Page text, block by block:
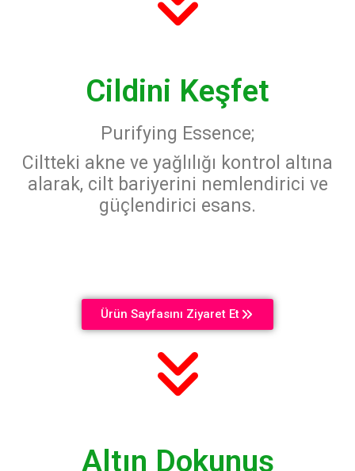
Cildini Keşfet
Purifying Essence;
Ciltteki akne ve yağlılığı kontrol altına
alarak, cilt bariyerini nemlendirici ve
güçlendirici esans.
Ürün Sayfasını Ziyaret Et
Altın Dokunuş